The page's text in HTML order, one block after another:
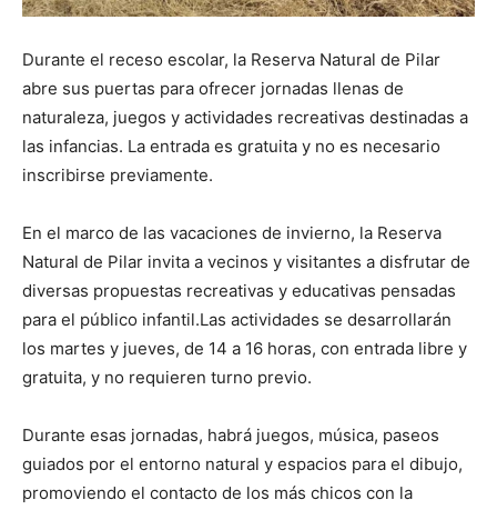
Durante el receso escolar, la Reserva Natural de Pilar
abre sus puertas para ofrecer jornadas llenas de
naturaleza, juegos y actividades recreativas destinadas a
las infancias. La entrada es gratuita y no es necesario
inscribirse previamente.
En el marco de las vacaciones de invierno, la Reserva
Natural de Pilar invita a vecinos y visitantes a disfrutar de
diversas propuestas recreativas y educativas pensadas
para el público infantil.Las actividades se desarrollarán
los martes y jueves, de 14 a 16 horas, con entrada libre y
gratuita, y no requieren turno previo.
Durante esas jornadas, habrá juegos, música, paseos
guiados por el entorno natural y espacios para el dibujo,
promoviendo el contacto de los más chicos con la